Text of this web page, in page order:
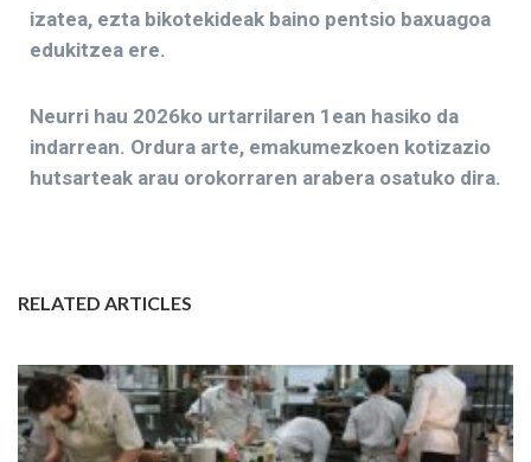
izatea, ezta bikotekideak baino pentsio baxuagoa
edukitzea ere.
Neurri hau 2026ko urtarrilaren 1ean hasiko da
indarrean. Ordura arte, emakumezkoen kotizazio
hutsarteak arau orokorraren arabera osatuko dira.
RELATED ARTICLES